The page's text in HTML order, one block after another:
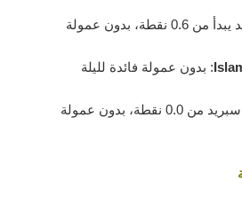
0.6 نقطة، بدون عمولة
: بدون عمولة فائدة لليلة
من 0.0 نقطة، بدون عمولة